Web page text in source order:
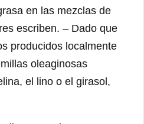
en las mezclas de
escriben. – Dado que
producidos localmente
oleaginosas
el lino o el girasol,